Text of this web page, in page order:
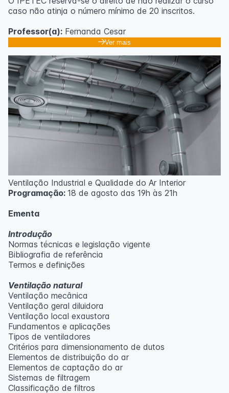
caso não atinja o número mínimo de 20 inscritos.
Professor(a): Fernanda Cesar
Ver mais
Ventilação Industrial e Qualidade do Ar Interior
Programação: 18 de agosto das 19h às 21h
Ementa
Introdução
Normas técnicas e legislação vigente
Bibliografia de referência
Termos e definições
Ventilação natural
Ventilação mecânica
Ventilação geral diluidora
Ventilação local exaustora
Fundamentos e aplicações
Tipos de ventiladores
Critérios para dimensionamento de dutos
Elementos de distribuição do ar
Elementos de captação do ar
Sistemas de filtragem
Classificação de filtros